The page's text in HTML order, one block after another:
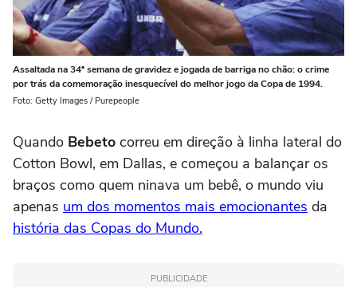
Assaltada na 34ª semana de gravidez e jogada de barriga no chão: o crime
por trás da comemoração inesquecível do melhor jogo da Copa de 1994.
Foto: Getty Images / Purepeople
Quando Bebeto correu em direção à linha lateral do
Cotton Bowl, em Dallas, e começou a balançar os
braços como quem ninava um bebê, o mundo viu
apenas um dos momentos mais emocionantes da
história das Copas do Mundo.
PUBLICIDADE